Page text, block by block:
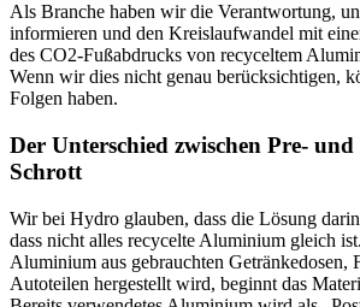
Als Branche haben wir die Verantwortung,
informieren und den Kreislaufwandel mit
des CO2-Fußabdrucks von recyceltem
Wenn wir dies nicht genau berücksichtigen,
Folgen haben.
Der Unterschied zwischen Pre-
Schrott
Wir bei Hydro glauben, dass die Lösung
dass nicht alles recycelte Aluminium gleich
Aluminium aus gebrauchten Getränkedosen,
Autoteilen hergestellt wird, beginnt das